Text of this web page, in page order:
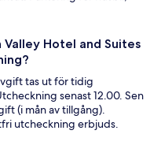
Hotel and Suites
tas ut för tidig
senast 12.00. Sen
(i mån av tillgång).
utcheckning erbjuds.